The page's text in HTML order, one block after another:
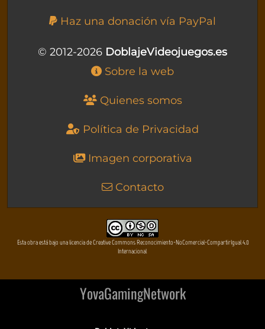
Haz una donación vía PayPal
© 2012-2026 DoblajeVideojuegos.es
Sobre la web
Quienes somos
Política de Privacidad
Imagen corporativa
Contacto
Esta obra está bajo una licencia de Creative Commons Reconocimiento-NoComercial-CompartirIgual 4.0
Internacional
YovaGamingNetwork